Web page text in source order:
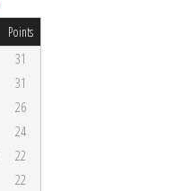
Points
31
31
26
24
22
22